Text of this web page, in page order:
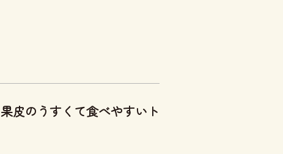
皮のうすくて食べやすいト